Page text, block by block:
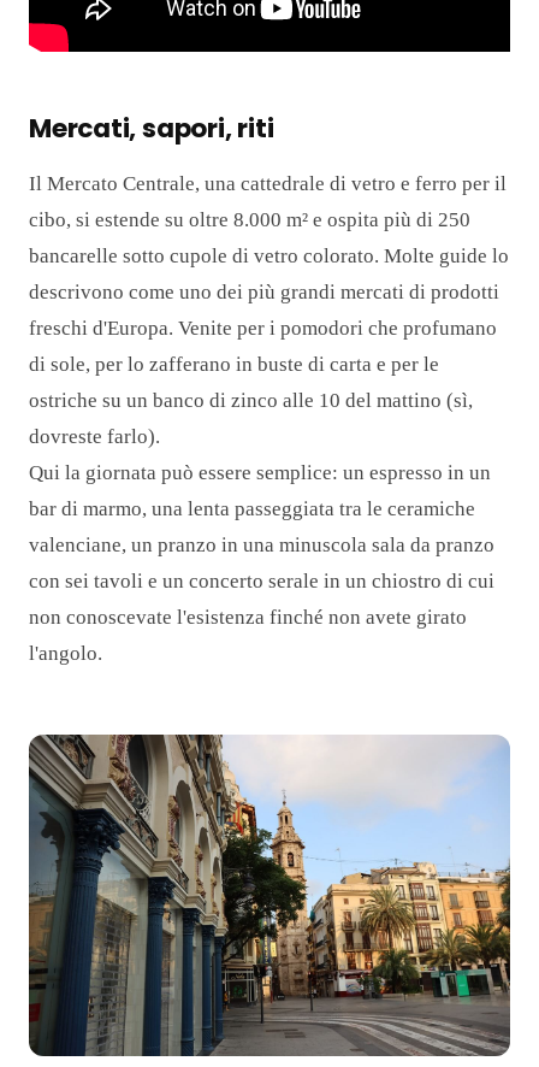
Mercati, sapori, riti
Il Mercato Centrale, una cattedrale di vetro e ferro per il
cibo, si estende su oltre 8.000 m² e ospita più di 250
bancarelle sotto cupole di vetro colorato. Molte guide lo
descrivono come uno dei più grandi mercati di prodotti
freschi d'Europa. Venite per i pomodori che profumano
di sole, per lo zafferano in buste di carta e per le
ostriche su un banco di zinco alle 10 del mattino (sì,
dovreste farlo).
Qui la giornata può essere semplice: un espresso in un
bar di marmo, una lenta passeggiata tra le ceramiche
valenciane, un pranzo in una minuscola sala da pranzo
con sei tavoli e un concerto serale in un chiostro di cui
non conoscevate l'esistenza finché non avete girato
l'angolo.